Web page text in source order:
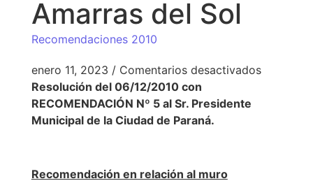
Amarras del Sol
Recomendaciones 2010
enero 11, 2023 / Comentarios desactivados
Resolución del 06/12/2010 con
RECOMENDACIÓN Nº 5 al Sr. Presidente
Municipal de la Ciudad de Paraná.
Recomendación en relación al muro